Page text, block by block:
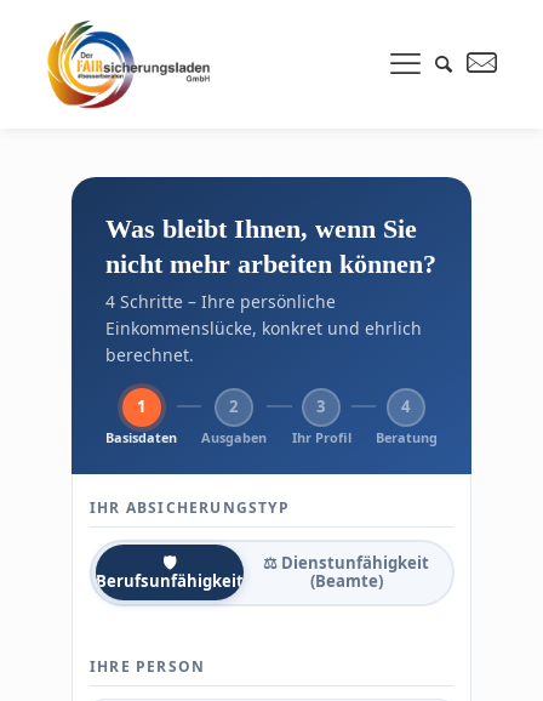
Was bleibt Ihnen, wenn Sie
nicht mehr arbeiten können?
4 Schritte – Ihre persönliche
Einkommenslücke, konkret und ehrlich
berechnet.
1
Basisdaten
2
Ausgaben
3
Ihr Profil
4
Beratung
IHR ABSICHERUNGSTYP
🛡
Berufsunfähigkeit
⚖️ Dienstunfähigkeit
(Beamte)
IHRE PERSON